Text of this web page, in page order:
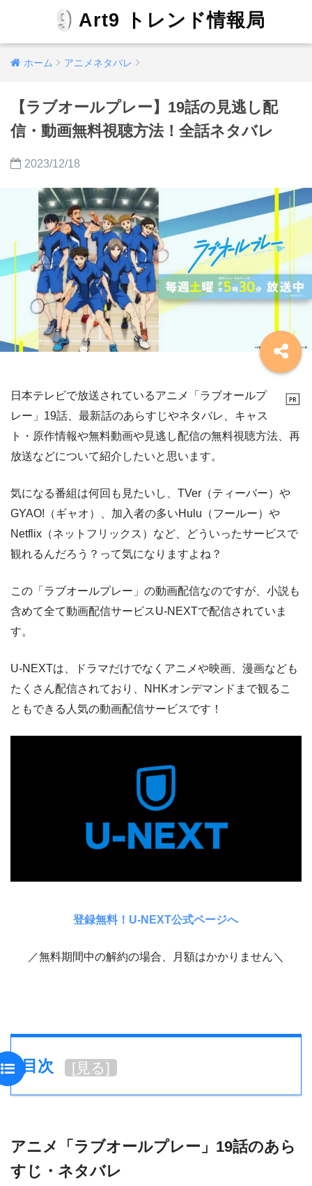
Art9 トレンド情報局
ホーム アニメネタバレ
【ラブオールプレー】19話の見逃し配
信・動画無料視聴方法！全話ネタバレ
2023/12/18
日本テレビで放送されているアニメ「ラブオールプ
レー」19話、最新話のあらすじやネタバレ、キャス
ト・原作情報や無料動画や見逃し配信の無料視聴方法、再
放送などについて紹介したいと思います。
気になる番組は何回も見たいし、TVer（ティーバー）や
GYAO!（ギャオ）、加入者の多いHulu（フールー）や
Netflix（ネットフリックス）など、どういったサービスで
観れるんだろう？って気になりますよね？
この「ラブオールプレー」の動画配信なのですが、小説も
含めて全て動画配信サービスU-NEXTで配信されていま
す。
U-NEXTは、ドラマだけでなくアニメや映画、漫画なども
たくさん配信されており、NHKオンデマンドまで観るこ
ともできる人気の動画配信サービスです！
登録無料！U-NEXT公式ページへ
／無料期間中の解約の場合、月額はかかりません＼
目次 [見る]
アニメ「ラブオールプレー」19話のあら
すじ・ネタバレ